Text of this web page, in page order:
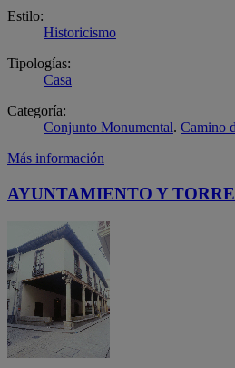
Estilo:
Historicismo
Tipologías:
Casa
Categoría:
Conjunto Monumental. Camino
Más información
AYUNTAMIENTO Y